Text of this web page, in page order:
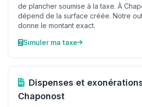
de plancher soumise à la taxe. À
dépend de la surface créée. Notre
donne le montant exact.
Simuler ma taxe
Dispenses et
Chaponost